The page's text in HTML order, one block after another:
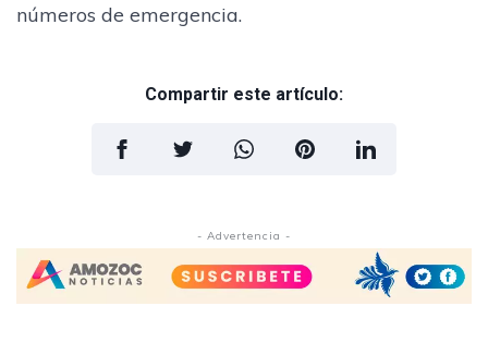
números de emergencia.
Compartir este artículo:
- Advertencia -